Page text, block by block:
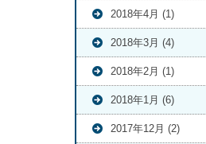
2018年4月 (1)
2018年3月 (4)
2018年2月 (1)
2018年1月 (6)
2017年12月 (2)